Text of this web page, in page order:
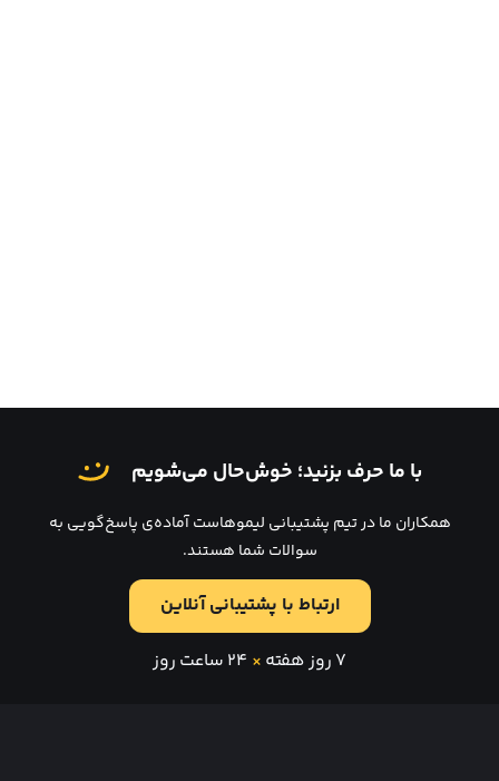
با ما حرف بزنید؛ خوش‌حال می‌شویم
همکاران ما در تیم پشتیبانی لیموهاست آماده‌ی پاسخ‌گویی به
سوالات شما هستند.
ارتباط با پشتیبانی آنلاین
۷ روز هفته
×